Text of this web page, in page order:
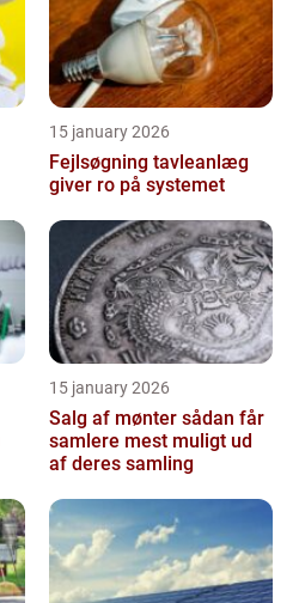
15 january 2026
Fejlsøgning tavleanlæg
giver ro på systemet
15 january 2026
Salg af mønter sådan får
samlere mest muligt ud
af deres samling